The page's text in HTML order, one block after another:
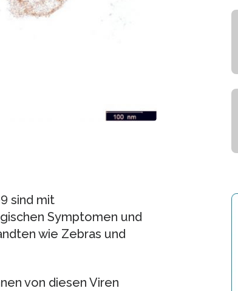
sind mit
Symptomen und
wie Zebras und
von diesen Viren